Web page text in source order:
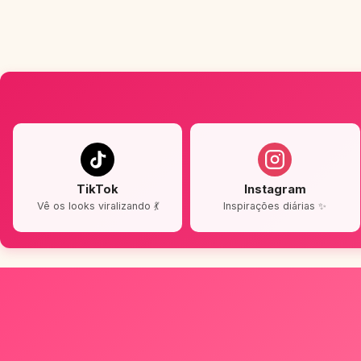
TikTok
Vê os looks viralizando 💃
Instagram
Inspirações diárias ✨